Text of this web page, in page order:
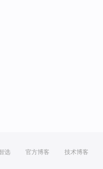
选 官方博客 技术博客